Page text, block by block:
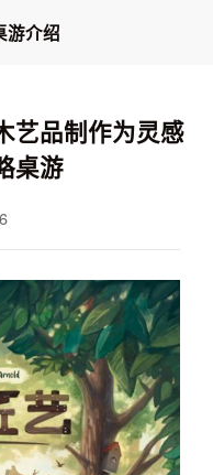
游介绍
艺品制作为灵感
桌游